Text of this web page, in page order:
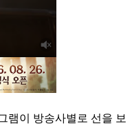
램이 방송사별로 선을 보